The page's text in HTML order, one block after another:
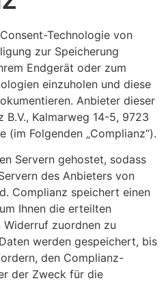
Technologie von
zur Speicherung
Endgerät oder zum
einzuholen und diese
Anbieter dieser
Kalmarweg 14-5, 9723
(im Folgenden „Complianz“).
Servern gehostet, sodass
des Anbieters von
Complianz speichert einen
Ihnen die erteilten
zuordnen zu
werden gespeichert, bis
den Complianz-
der Zweck für die